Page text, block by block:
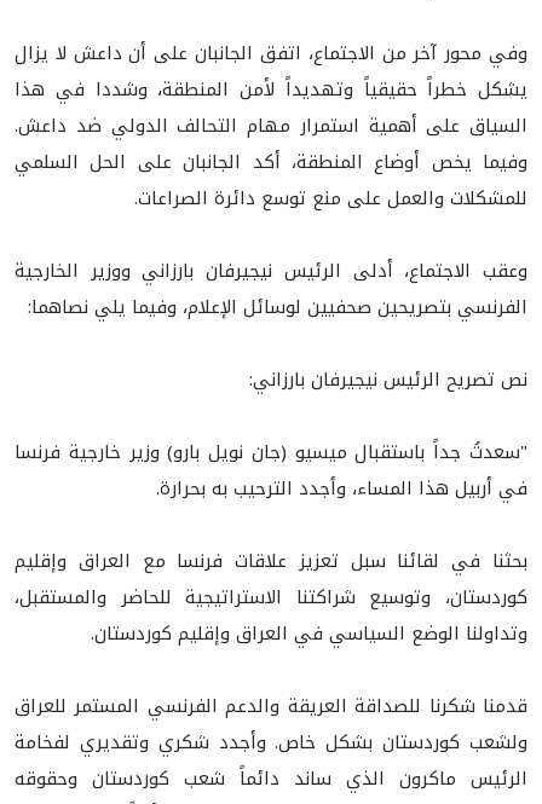
وفي محور آخر من الاجتماع، اتفق الجانبان على أن داعش لا يزال
يشكل خطراً حقيقياً وتهديداً لأمن المنطقة، وشددا في هذا
السياق على أهمية استمرار مهام التحالف الدولي ضد داعش.
وفيما يخص أوضاع المنطقة، أكد الجانبان على الحل السلمي
للمشكلات والعمل على منع توسع دائرة الصراعات.
وعقب الاجتماع، أدلى الرئيس نيجيرفان بارزاني ووزير الخارجية
الفرنسي بتصريحين صحفيين لوسائل الإعلام، وفيما يلي نصاهما:
نص تصريح الرئيس نيجيرفان بارزاني:
"سعدتُ جداً باستقبال ميسيو (جان نويل بارو) وزير خارجية فرنسا
في أربيل هذا المساء، وأجدد الترحيب به بحرارة.
بحثنا في لقائنا سبل تعزيز علاقات فرنسا مع العراق وإقليم
كوردستان، وتوسيع شراكتنا الاستراتيجية للحاضر والمستقبل،
وتداولنا الوضع السياسي في العراق وإقليم كوردستان.
قدمنا شكرنا للصداقة العريقة والدعم الفرنسي المستمر للعراق
ولشعب كوردستان بشكل خاص. وأجدد شكري وتقديري لفخامة
الرئيس ماكرون الذي ساند دائماً شعب كوردستان وحقوقه